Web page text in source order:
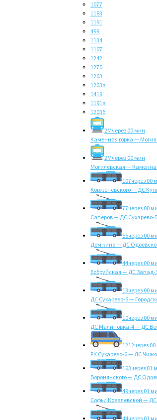
1077
1183
1191
499
1134
1107
1242
1270
1203
1203а
1419
1191а
1203б
2Mчерез 00 мин
Каменная горка —
2Mчерез 00 мин
Могилёвская —
107через 00
Корженевского — ДС
77через 00
Саперов — ДС Сухарево-5
55через 00
Дом кино — ДС
44через 00
Бобруйская — ДС Запад-
13через 00
ДС Сухарево-5 —
10через 00
ДС Малиновка-4 — ДС
1212через
РК Сухарево-6 — ДС
163через 01
Воронянского — ДС
49через 01
Софьи Ковалевской —
44через 01